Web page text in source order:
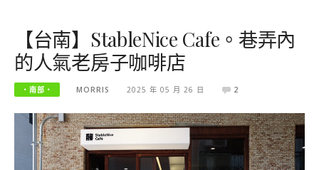
【台南】StableNice Cafe。巷弄內
的人氣老房子咖啡店
‧南部‧ MORRIS 2025 年 05 月 26 日 2